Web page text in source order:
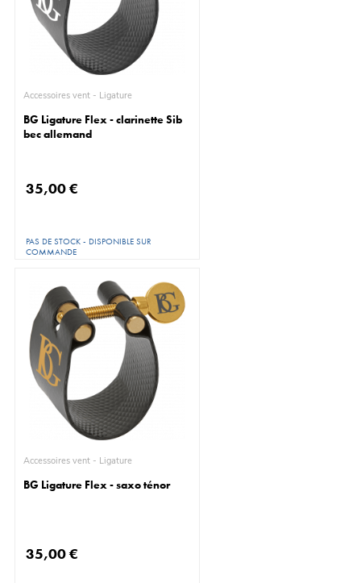
Accessoires vent - Ligature
BG Ligature Flex - clarinette Sib
bec allemand
35,00 €
PAS DE STOCK - DISPONIBLE SUR
COMMANDE
Accessoires vent - Ligature
BG Ligature Flex - saxo ténor
35,00 €